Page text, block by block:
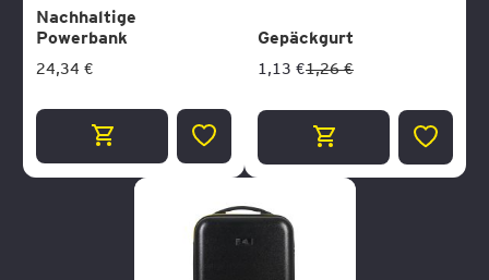
Nachhaltige
Powerbank
24,34 €
ZUR
HINZUFÜGEN
Gepäckgurt
1,13 €1,26 €
ZUR